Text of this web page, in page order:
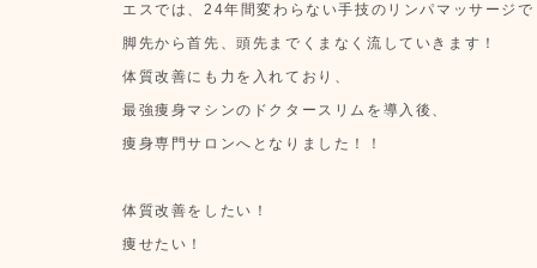
エスでは、24年間変わらない手技のリンパマッサージで
脚先から首先、頭先までくまなく流していきます！
体質改善にも力を入れており、
最強痩身マシンのドクタースリムを導入後、
痩身専門サロンへとなりました！！
体質改善をしたい！
痩せたい！